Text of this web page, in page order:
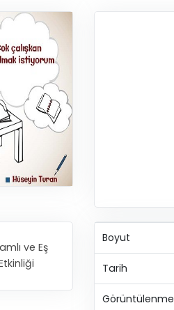
ve Eş
Boyut
Tarih
Görüntülenme